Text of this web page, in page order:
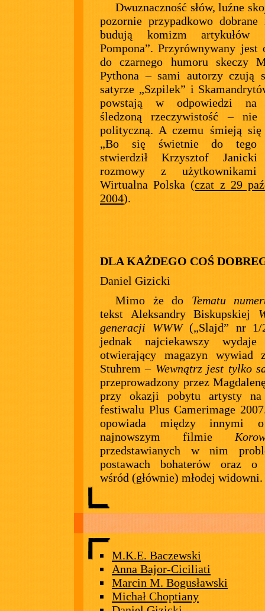
Dwuznaczność słów, luźne
pozornie przypadkowo dobrane
budują komizm artykułów
Pompona”. Przyrównywany jest
do czarnego humoru skeczy
Pythona – sami autorzy czują
satyrze „Szpilek” i
powstają w odpowiedzi na
śledzoną rzeczywistość –
polityczną. A czemu śmieją się
„Bo się świetnie do tego
stwierdził Krzysztof Janicki
rozmowy z użytkownikami
Wirtualna Polska (czat z 29
2004).
DLA KAŻDEGO COŚ
Daniel Gizicki
Mimo że do Tematu
tekst Aleksandry Biskupskiej
generacji WWW(„Slajd” nr 1/
jednak najciekawszy
otwierający magazyn wywiad
Stuhrem – Wewnątrz jest tylko
przeprowadzony przez
przy okazji pobytu artysty na
festiwalu Plus Camerimage
opowiada między innymi
najnowszym filmie
przedstawianych w nim
postawach bohaterów oraz o
wśród (głównie) młodej widowni.
M.K.E. Baczewski
Anna Bajor-Ciciliati
Marcin M. Bogusławski
Michał Choptiany